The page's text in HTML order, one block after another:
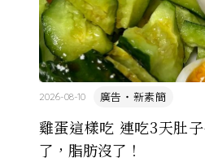
雞蛋這樣吃 連吃3天肚
了，脂肪沒了！
廣告・新素簡
2026-08-10